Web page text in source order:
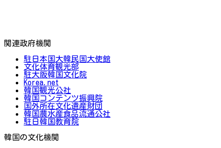
関連政府機関
駐日本国大韓民国大使館
文化体育観光部
駐大阪韓国文化院
Korea.net
韓国観光公社
韓国コンテンツ振興院
国外所在文化遺産財団
韓国農水産食品流通公社
駐日韓国教育院
韓国の文化機関